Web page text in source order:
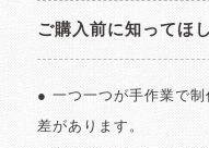
ご購入前に知ってほ
● 一つ一つが手作業で
差があります。